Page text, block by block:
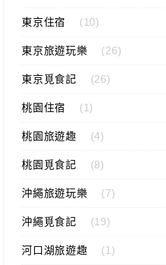
東京住宿 (10)
東京旅遊玩樂 (26)
東京覓食記 (26)
桃園住宿 (1)
桃園旅遊趣 (4)
桃園覓食記 (8)
沖繩旅遊玩樂 (7)
沖繩覓食記 (19)
河口湖旅遊趣 (1)